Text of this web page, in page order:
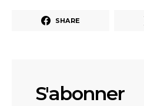
SHARE
S'abonner